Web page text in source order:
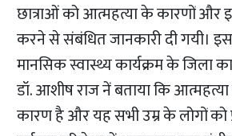
छात्राओं को आत्महत्या के कारणों और
करने से संबंधित जानकारी दी गयी। इस
मानसिक स्वास्थ्य कार्यक्रम के जिला
डॉ. आशीष राज नें बताया कि
कारण है और यह सभी उम्र के लोगों को